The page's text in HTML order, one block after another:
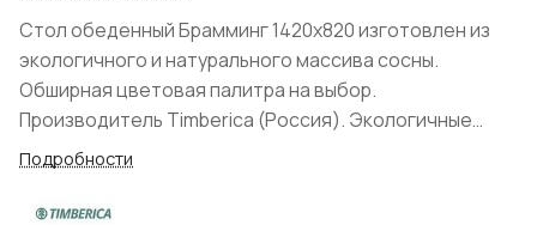
Стол обеденный Брамминг 1420х820 изготовлен из
экологичного и натурального массива сосны.
Обширная цветовая палитра на выбор.
Производитель Timberica (Россия). Экологичные
клеевые и лакокрасочные составы. Форма поставки:
практичность и функциональность.
Подробности